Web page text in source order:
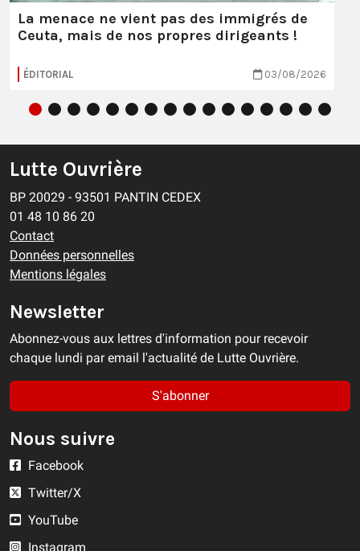
La menace ne vient pas des immigrés de
Ceuta, mais de nos propres dirigeants !
ÉDITORIAL 03/08/2026
Lutte Ouvrière
BP 20029 - 93501 PANTIN CEDEX
01 48 10 86 20
Contact
Données personnelles
Mentions légales
Newsletter
Abonnez-vous aux lettres d'information pour recevoir
chaque lundi par email l'actualité de Lutte Ouvrière.
S'abonner
Nous suivre
Facebook
Twitter/X
YouTube
Instagram